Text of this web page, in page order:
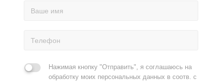
Нажимая кнопку "Отправить", я соглашаюсь на
обработку моих персональных данных в соотв. с